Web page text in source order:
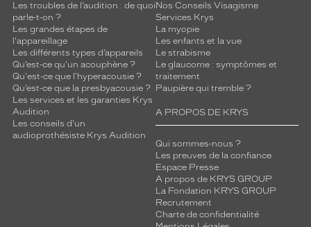
Les troubles de l’audition : de quoi
parle-t-on ?
Les grandes étapes de
l'appareillage
Les différents types d’appareils
Qu’est-ce qu'un acouphène ?
Qu'est-ce que l'hyperacousie ?
Qu’est-ce que la presbyacousie ?
Les services et les garanties Krys
Audition
Les conseils d'un
audioprothésiste Krys Audition
Nos Conseils Visagisme
Services Krys
La myopie
Les enfants et la vue
Le strabisme
Le glaucome : symptômes et
traitement
Paupière qui tremble ?
A PROPOS DE KRYS
Qui sommes-nous ?
Les preuves de la confiance
Espace Presse
A propos de KRYS GROUP
La Fondation KRYS GROUP
Recrutement
Charte de confidentialité